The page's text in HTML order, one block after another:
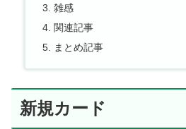
雑感
関連記事
まとめ記事
新規カード